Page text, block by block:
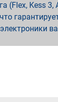
(Flex, Kess 3,